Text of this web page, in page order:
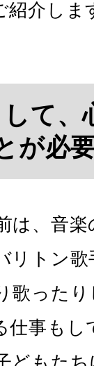
紹介しま
て、
が必
は、音
リトン
歌った
仕事も
どもた